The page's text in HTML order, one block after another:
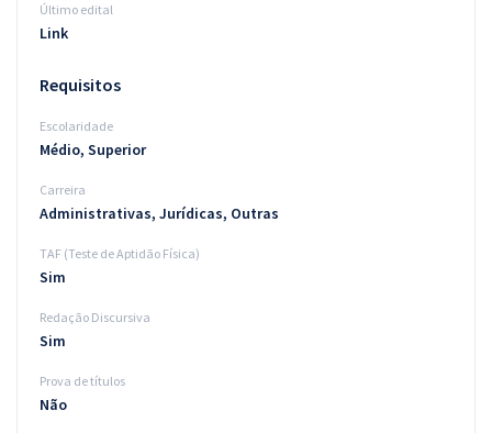
Último edital
Link
Requisitos
Escolaridade
Médio, Superior
Carreira
Administrativas, Jurídicas, Outras
TAF (Teste de Aptidão Física)
Sim
Redação Discursiva
Sim
Prova de títulos
Não